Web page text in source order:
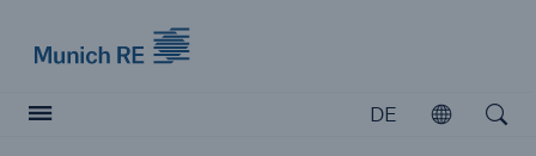
DE
Öffnen